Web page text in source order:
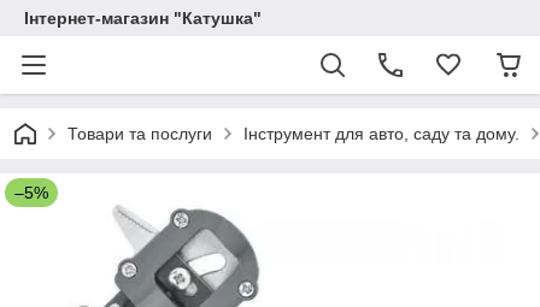
Інтернет-магазин "Катушка"
Товари та послуги Інструмент для авто, саду та дому.
–5%